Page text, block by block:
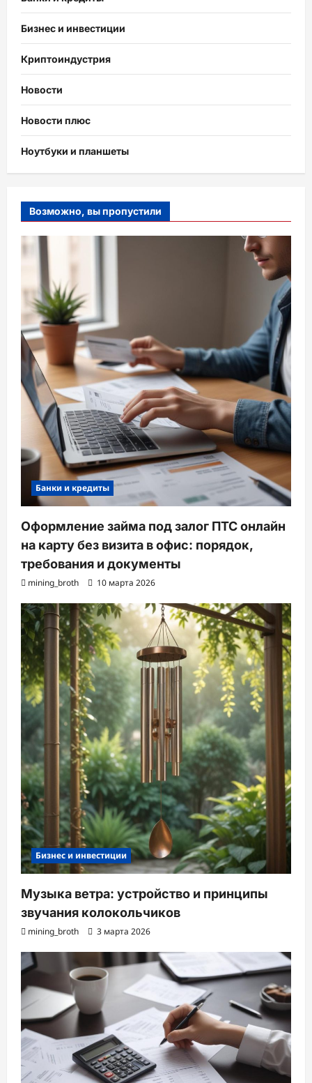
Бизнес и инвестиции
Криптоиндустрия
Новости
Новости плюс
Ноутбуки и планшеты
Возможно, вы пропустили
Банки и кредиты
Оформление займа под залог ПТС онлайн
на карту без визита в офис: порядок,
требования и документы
mining_broth 10 марта 2026
Бизнес и инвестиции
Музыка ветра: устройство и принципы
звучания колокольчиков
mining_broth 3 марта 2026